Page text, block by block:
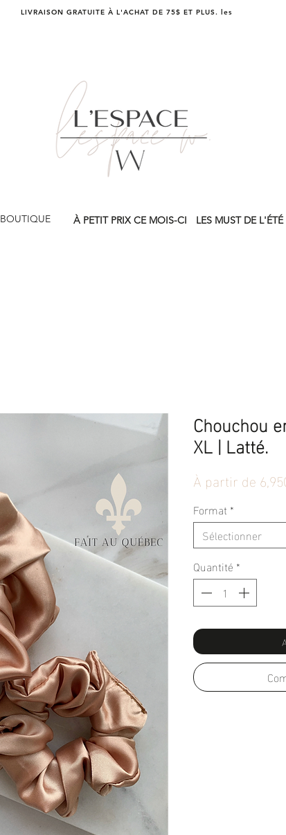
LIVRAISON GRATUITE À L'ACHAT DE 75$ ET PLUS. les
BOUTIQUE LES MUST DE L'ÉTÉ
À PETIT PRIX CE MOIS-CI
Chouchou
XL | Latté.
À partir de
Format *
Sélectionner
Quantité *